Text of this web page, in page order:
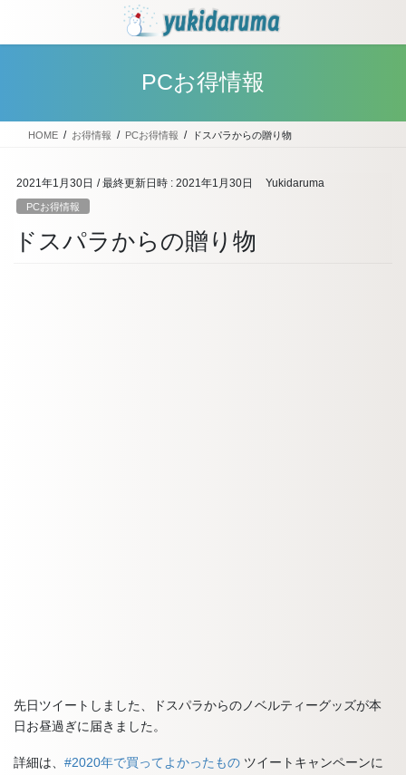
テ
ス
ゲ
ン
PCお得情報
HOME お得情報 PCお得情報 ドスパラからの贈り物
2021年1月30日 / 最終更新日時 : 2021年1月30日 Yukidaruma
PCお得情報
ドスパラからの贈り物
先日ツイートしました、ドスパラからのノベルティーグッズが本
日お昼過ぎに届きました。
詳細は、 #2020年で買ってよかったもの ツイートキャンペーンに